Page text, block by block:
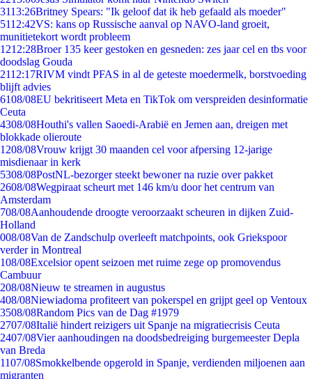
3113:26Britney Spears: "Ik geloof dat ik heb gefaald als moeder"
5112:42VS: kans op Russische aanval op NAVO-land groeit,
munitietekort wordt probleem
1212:28Broer 135 keer gestoken en gesneden: zes jaar cel en tbs voor
doodslag Gouda
2112:17RIVM vindt PFAS in al de geteste moedermelk, borstvoeding
blijft advies
6108/08EU bekritiseert Meta en TikTok om verspreiden desinformatie
Ceuta
4308/08Houthi's vallen Saoedi-Arabië en Jemen aan, dreigen met
blokkade olieroute
1208/08Vrouw krijgt 30 maanden cel voor afpersing 12-jarige
misdienaar in kerk
5308/08PostNL-bezorger steekt bewoner na ruzie over pakket
2608/08Wegpiraat scheurt met 146 km/u door het centrum van
Amsterdam
708/08Aanhoudende droogte veroorzaakt scheuren in dijken Zuid-
Holland
008/08Van de Zandschulp overleeft matchpoints, ook Griekspoor
verder in Montreal
108/08Excelsior opent seizoen met ruime zege op promovendus
Cambuur
208/08Nieuw te streamen in augustus
408/08Niewiadoma profiteert van pokerspel en grijpt geel op Ventoux
3508/08Random Pics van de Dag #1979
2707/08Italië hindert reizigers uit Spanje na migratiecrisis Ceuta
2407/08Vier aanhoudingen na doodsbedreiging burgemeester Depla
van Breda
1107/08Smokkelbende opgerold in Spanje, verdienden miljoenen aan
migranten